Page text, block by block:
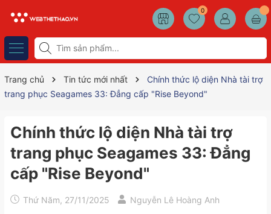
0
Trang chủ Tin tức mới nhất
Chính thức lộ diện Nhà tài trợ
trang phục Seagames 33: Đẳng cấp "Rise Beyond"
Chính thức lộ diện Nhà tài trợ
trang phục Seagames 33: Đẳng
cấp "Rise Beyond"
Thứ Năm, 27/11/2025
Nguyễn Lê Hoàng Anh